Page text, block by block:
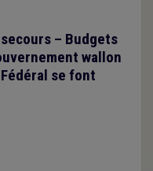
– Budgets
wallon
se font